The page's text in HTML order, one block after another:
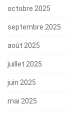
octobre 2025
septembre 2025
août 2025
juillet 2025
juin 2025
mai 2025